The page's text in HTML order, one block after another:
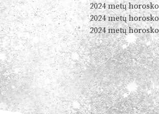
2024 metų
2024 metų
2024 metų